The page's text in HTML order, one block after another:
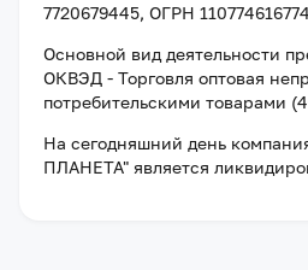
7720679445, ОГРН
Основной вид деятельности
ОКВЭД - Торговля оптовая
потребительскими товарами
На сегодняшний день
ПЛАНЕТА" является